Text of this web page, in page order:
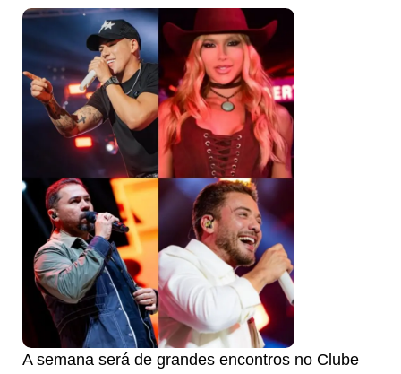
A semana será de grandes encontros no Clube